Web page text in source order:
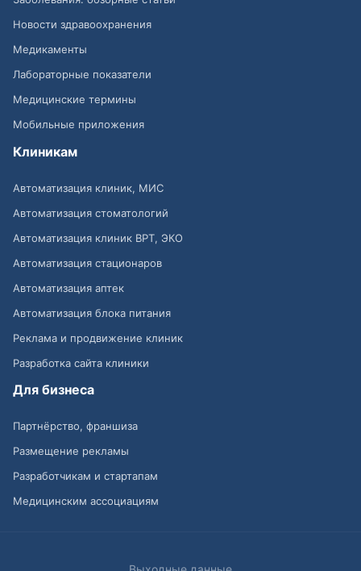
Новости здравоохранения
Медикаменты
Лабораторные показатели
Медицинские термины
Мобильные приложения
Клиникам
Автоматизация клиник, МИС
Автоматизация стоматологий
Автоматизация клиник ВРТ, ЭКО
Автоматизация стационаров
Автоматизация аптек
Автоматизация блока питания
Реклама и продвижение клиник
Разработка сайта клиники
Для бизнеса
Партнёрство, франшиза
Размещение рекламы
Разработчикам и стартапам
Медицинским ассоциациям